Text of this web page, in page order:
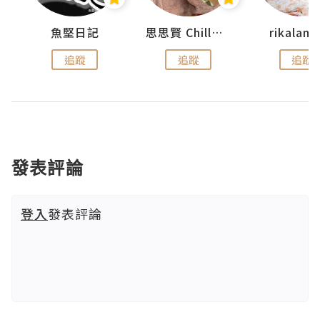
魚堅日記
追蹤
思思賢 ChillMyBabe
追蹤 追蹤
發表評論
登入發表評論